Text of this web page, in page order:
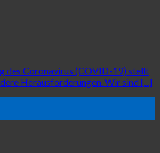
des Coronavirus (COVID-19) stellt
Herausforderungen. Wir sind [...]